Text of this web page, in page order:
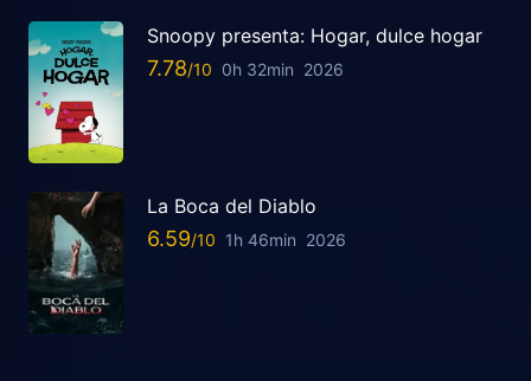
Snoopy presenta: Hogar, dulce hogar
7.78 0h 32min 2026
La Boca del Diablo
6.59 1h 46min 2026